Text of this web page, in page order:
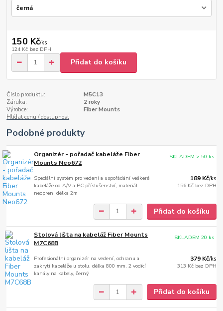
150 Kč/ks
124 Kč bez DPH
Přidat do košíku
Číslo produktu:
M5C13
Záruka:
2 roky
Výrobce:
Fiber Mounts
Hlídat cenu / dostupnost
Podobné produkty
Organizér - pořadač kabeláže Fiber
Mounts Neo672
Speciální systém pro vedení a uspořádání veškeré
kabeláže od A/V a PC příslušenství, materiál
neopren, délka 2m
189 Kč/ks
156 Kč bez DPH
SKLADEM > 50 ks
Přidat do košíku
Stolová lišta na kabeláž Fiber Mounts
M7C68B
Profesionální organizér na vedení, ochranu a
zakrytí kabeláže u stolu, délka 800 mm, 2 vodící
kanály na kabely, černý
379 Kč/ks
313 Kč bez DPH
SKLADEM 20 ks
Přidat do košíku